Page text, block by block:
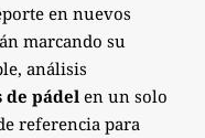
en nuevos
marcando su
análisis
de pádel en un solo
referencia para